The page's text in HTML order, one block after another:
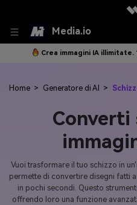
Media.io
Crea immagini IA illimitate.
Home > Generatore di AI >
Converti
Vuoi trasformare il tuo schizzo in
permette di convertire disegni fatti
in pochi secondi. Questo
offrendo loro una funzione